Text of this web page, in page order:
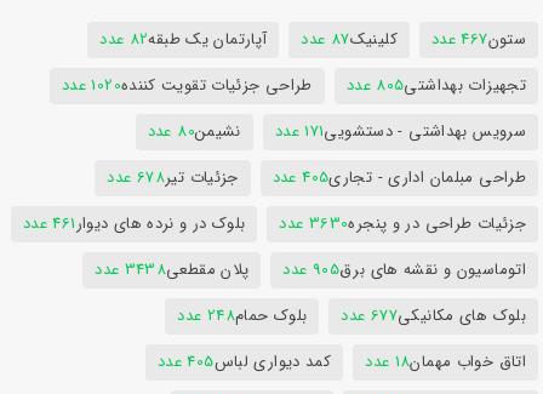
ستون467 عدد کلینیک87 عدد آپارتمان یک طبقه82 عدد
تجهیزات بهداشتی805 عدد طراحی جزئیات تقویت کننده1020 عدد
سرویس بهداشتی - دستشویی171 عدد نشیمن80 عدد
طراحی مبلمان اداری - تجاری405 عدد جزئیات تیر678 عدد
جزئیات طراحی در و پنجره3630 عدد بلوک در و نرده های دیوار461 عدد
اتوماسیون و نقشه های برق905 عدد پلان مقطعی3438 عدد
بلوک های مکانیکی677 عدد بلوک حمام248 عدد
اتاق خواب مهمان18 عدد کمد دیواری لباس405 عدد